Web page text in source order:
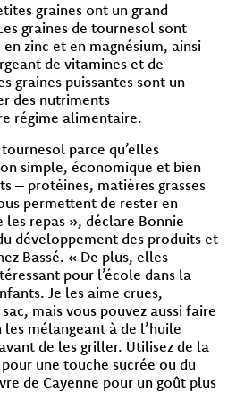
graines ont un grand
graines de tournesol sont
zinc et en magnésium, ainsi
de vitamines et de
graines puissantes sont un
des nutriments
régime alimentaire.
parce qu’elles
simple, économique et bien
– protéines, matières grasses
permettent de rester en
repas », déclare Bonnie
développement des produits et
Bassé. « De plus, elles
pour l’école dans la
Je les aime crues,
mais vous pouvez aussi faire
mélangeant à de l’huile
de les griller. Utilisez de la
une touche sucrée ou du
de Cayenne pour un goût plus